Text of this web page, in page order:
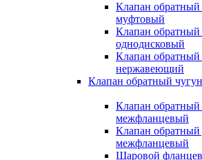
Клапан
муфтовый
Клапан
однодисковый
Клапан обратный
нержавеющий
Клапан обратный
Клапан обратный
межфланцевый
Клапан обратный
межфланцевый
Шаровой